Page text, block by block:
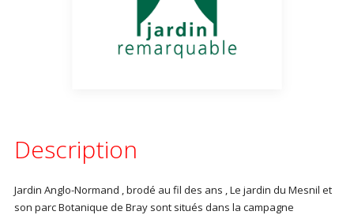
Description
Jardin Anglo-Normand , brodé au fil des ans , Le jardin du Mesnil et
son parc Botanique de Bray sont situés dans la campagne